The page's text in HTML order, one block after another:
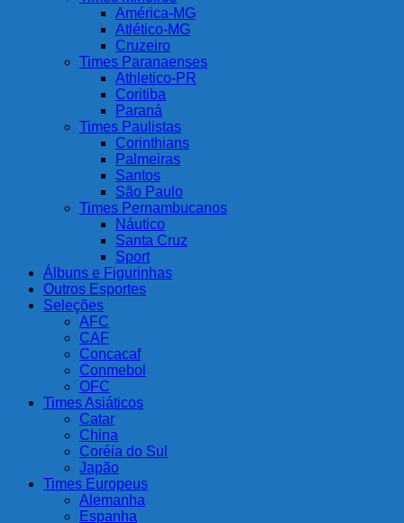
América-MG
Atlético-MG
Cruzeiro
Times Paranaenses
Athletico-PR
Coritiba
Paraná
Times Paulistas
Corinthians
Palmeiras
Santos
São Paulo
Times Pernambucanos
Náutico
Santa Cruz
Sport
Álbuns e Figurinhas
Outros Esportes
Seleções
AFC
CAF
Concacaf
Conmebol
OFC
Times Asiáticos
Catar
China
Coréia do Sul
Japão
Times Europeus
Alemanha
Espanha